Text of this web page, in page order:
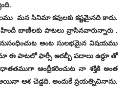
మన సినిమా కవులకు కష్టమైనది కాదు.
బాణీలకు పాటలు వ్రాసినవారున్నారు .
అంట సులభమైన విషయము
ఈ పాటలో ఫార్సీ అరబ్బీ పదాలు ఉర్దూ తో
ఆంధ్రీకరించుట నా శక్తికి అంత
ఆశ చెడ్డది. అందుకే ప్రయత్నిచినాను.